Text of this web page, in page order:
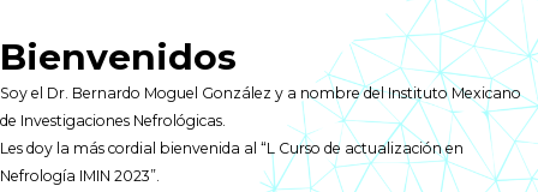
Bienvenidos
Soy el Dr. Bernardo Moguel González y a nombre del Instituto Mexicano
de Investigaciones Nefrológicas.
Les doy la más cordial bienvenida al “L Curso de actualización en
Nefrología IMIN 2023”.